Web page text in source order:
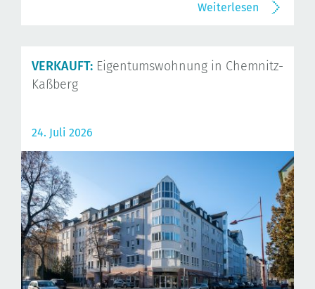
Weiterlesen
VERKAUFT: Eigentumswohnung in Chemnitz-
Kaßberg
24. Juli 2026